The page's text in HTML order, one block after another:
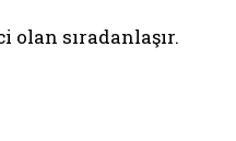
olan sıradanlaşır.